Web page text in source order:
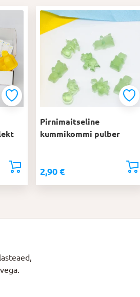
Pirnimaitseline
kummikommi pulber
2,90 €